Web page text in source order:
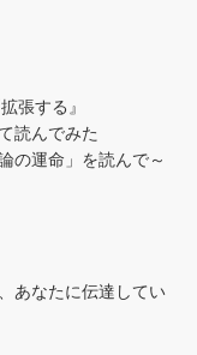
張する』
読んでみた
の運命」を読んで～
あなたに伝達してい